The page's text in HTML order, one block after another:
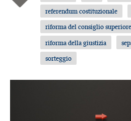
referendum costituzionale
riforma del consiglio
riforma della giustizia
sorteggio